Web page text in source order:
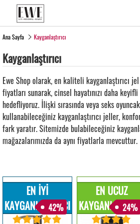
Ana Sayfa Kayganlaştırıcı
Kayganlaştırıcı
Ewe Shop olarak, en kaliteli kayganlaştırıcı
fiyatları sunarak, cinsel hayatınızı daha
hedefliyoruz. İlişki sırasında veya seks
kullanabileceğiniz kayganlaştırıcı jeller,
fark yaratır. Sitemizde bulabileceğiniz
mağazalarımızda da aynı fiyatlarla mevcuttur.
EN İYİ
KAYGANLAŞTIRICI
42%
EN UCUZ
24%